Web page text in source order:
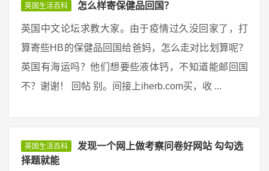
英国生活百科 怎么样寄保健品回国？
英国中文论坛求教大家。由于疫情过久没回家了，打
算寄些HB的保健品回国给爸妈，怎么走对比划算呢？
英国有海运吗？他们想要些液体钙，不知道能邮回国
不？谢谢！ 回帖 别。间接上iherb.com买，收 ...
英国生活百科
发现一个网上做考察问卷好网站 勾勾选
择题就能